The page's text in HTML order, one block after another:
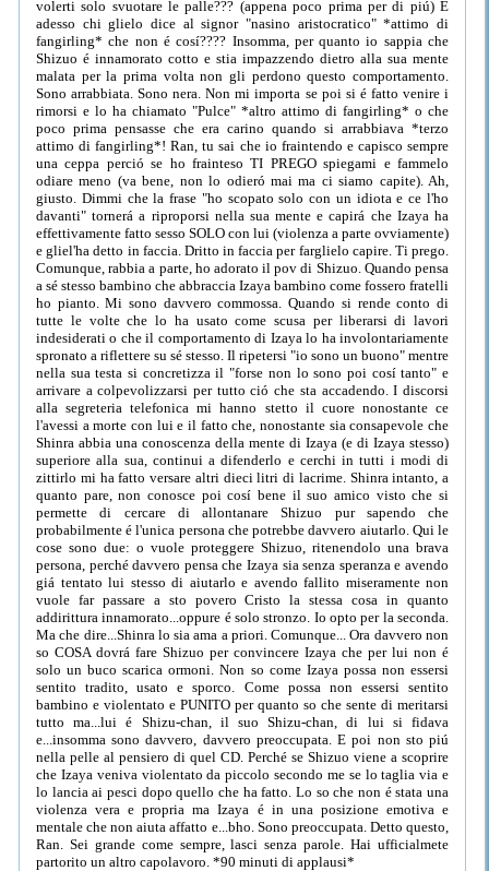
volerti solo svuotare le palle??? (appena poco prima per di piú) E
adesso chi glielo dice al signor "nasino aristocratico" *attimo di
fangirling* che non é cosí???? Insomma, per quanto io sappia che
Shizuo é innamorato cotto e stia impazzendo dietro alla sua mente
malata per la prima volta non gli perdono questo comportamento.
Sono arrabbiata. Sono nera. Non mi importa se poi si é fatto venire i
rimorsi e lo ha chiamato "Pulce" *altro attimo di fangirling* o che
poco prima pensasse che era carino quando si arrabbiava *terzo
attimo di fangirling*! Ran, tu sai che io fraintendo e capisco sempre
una ceppa perció se ho frainteso TI PREGO spiegami e fammelo
odiare meno (va bene, non lo odieró mai ma ci siamo capite). Ah,
giusto. Dimmi che la frase "ho scopato solo con un idiota e ce l'ho
davanti" tornerá a riproporsi nella sua mente e capirá che Izaya ha
effettivamente fatto sesso SOLO con lui (violenza a parte ovviamente)
e gliel'ha detto in faccia. Dritto in faccia per farglielo capire. Ti prego.
Comunque, rabbia a parte, ho adorato il pov di Shizuo. Quando pensa
a sé stesso bambino che abbraccia Izaya bambino come fossero fratelli
ho pianto. Mi sono davvero commossa. Quando si rende conto di
tutte le volte che lo ha usato come scusa per liberarsi di lavori
indesiderati o che il comportamento di Izaya lo ha involontariamente
spronato a riflettere su sé stesso. Il ripetersi "io sono un buono" mentre
nella sua testa si concretizza il "forse non lo sono poi cosí tanto" e
arrivare a colpevolizzarsi per tutto ció che sta accadendo. I discorsi
alla segreteria telefonica mi hanno stetto il cuore nonostante ce
l'avessi a morte con lui e il fatto che, nonostante sia consapevole che
Shinra abbia una conoscenza della mente di Izaya (e di Izaya stesso)
superiore alla sua, continui a difenderlo e cerchi in tutti i modi di
zittirlo mi ha fatto versare altri dieci litri di lacrime. Shinra intanto, a
quanto pare, non conosce poi cosí bene il suo amico visto che si
permette di cercare di allontanare Shizuo pur sapendo che
probabilmente é l'unica persona che potrebbe davvero aiutarlo. Qui le
cose sono due: o vuole proteggere Shizuo, ritenendolo una brava
persona, perché davvero pensa che Izaya sia senza speranza e avendo
giá tentato lui stesso di aiutarlo e avendo fallito miseramente non
vuole far passare a sto povero Cristo la stessa cosa in quanto
addirittura innamorato...oppure é solo stronzo. Io opto per la seconda.
Ma che dire...Shinra lo sia ama a priori. Comunque... Ora davvero non
so COSA dovrá fare Shizuo per convincere Izaya che per lui non é
solo un buco scarica ormoni. Non so come Izaya possa non essersi
sentito tradito, usato e sporco. Come possa non essersi sentito
bambino e violentato e PUNITO per quanto so che sente di meritarsi
tutto ma...lui é Shizu-chan, il suo Shizu-chan, di lui si fidava
e...insomma sono davvero, davvero preoccupata. E poi non sto piú
nella pelle al pensiero di quel CD. Perché se Shizuo viene a scoprire
che Izaya veniva violentato da piccolo secondo me se lo taglia via e
lo lancia ai pesci dopo quello che ha fatto. Lo so che non é stata una
violenza vera e propria ma Izaya é in una posizione emotiva e
mentale che non aiuta affatto e...bho. Sono preoccupata. Detto questo,
Ran. Sei grande come sempre, lasci senza parole. Hai ufficialmete
partorito un altro capolavoro. *90 minuti di applausi*